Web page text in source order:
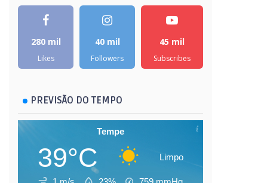
280 mil
Likes
40 mil
Followers
45 mil
Subscribes
PREVISÃO DO TEMPO
Tempe
39°C Limpo